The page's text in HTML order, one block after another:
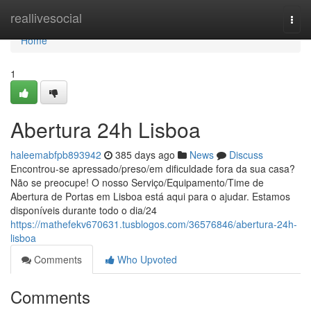
reallivesocial
Home
Home
1
Abertura 24h Lisboa
haleemabfpb893942 385 days ago News
Discuss
Encontrou-se apressado/preso/em dificuldade fora da sua casa?
Não se preocupe! O nosso Serviço/Equipamento/Time de
Abertura de Portas em Lisboa está aqui para o ajudar. Estamos
disponíveis durante todo o dia/24
https://mathefekv670631.tusblogos.com/36576846/abertura-24h-
lisboa
Comments
Who Upvoted
Comments